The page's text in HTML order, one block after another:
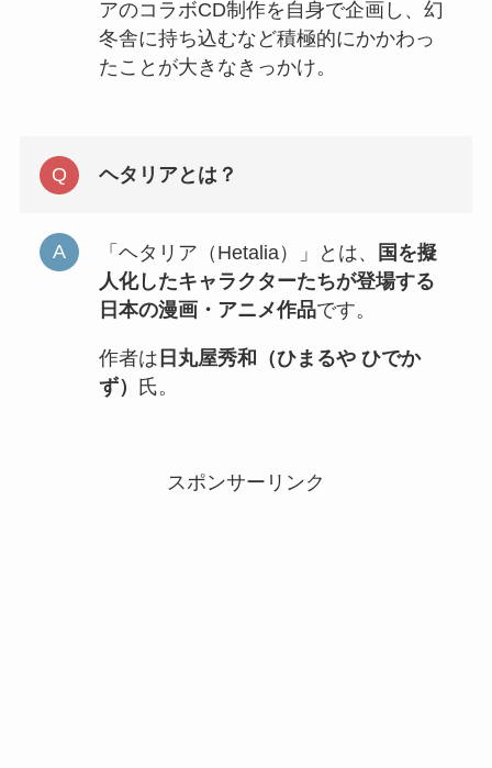
アのコラボCD制作を自身で企画し、幻
冬舎に持ち込むなど積極的にかかわっ
たことが大きなきっかけ。
ヘタリアとは？
「ヘタリア（Hetalia）」とは、
国を擬
人化したキャラクターたちが登場する
日本の漫画・アニメ作品です。
作者は 日丸屋秀和（ひまるや ひでか
ず） 氏。
スポンサーリンク